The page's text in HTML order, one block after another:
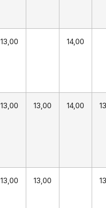
13,00 14,00
13,00 13,00 14,00
13,00 13,00